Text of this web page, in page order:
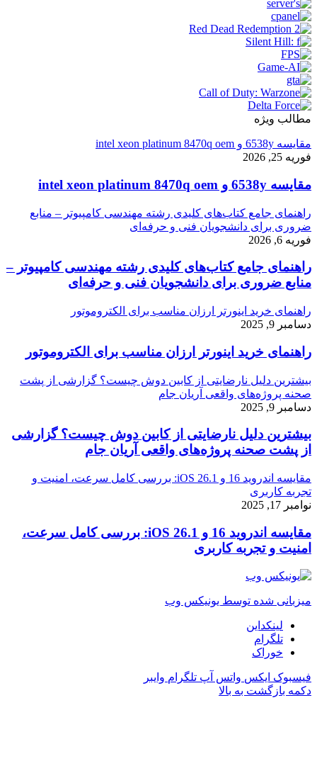
مطالب ویژه
مقایسه 6538y و intel xeon platinum 8470q oem
فوریه 25, 2026
مقایسه 6538y و intel xeon platinum 8470q oem
راهنمای جامع کتاب‌های کلیدی رشته مهندسی کامپیوتر – منابع
ضروری برای دانشجویان فنی و حرفه‌ای
فوریه 6, 2026
راهنمای جامع کتاب‌های کلیدی رشته مهندسی کامپیوتر –
منابع ضروری برای دانشجویان فنی و حرفه‌ای
راهنمای خرید اینورتر ارزان مناسب برای الکتروموتور
دسامبر 9, 2025
راهنمای خرید اینورتر ارزان مناسب برای الکتروموتور
بیشترین دلیل نارضایتی از کابین دوش چیست؟ گزارشی از پشت
صحنه پروژه‌های واقعی آریان جام
دسامبر 9, 2025
بیشترین دلیل نارضایتی از کابین دوش چیست؟ گزارشی
از پشت صحنه پروژه‌های واقعی آریان جام
مقایسه اندروید 16 و iOS 26.1: بررسی کامل سرعت، امنیت و
تجربه کاربری
نوامبر 17, 2025
مقایسه اندروید 16 و iOS 26.1: بررسی کامل سرعت،
امنیت و تجربه کاربری
میزبانی شده توسط یونیکس وب
لینکداین
تلگرام
خوراک
فیسبوک ایکس واتس آپ تلگرام وایبر
دکمه بازگشت به بالا